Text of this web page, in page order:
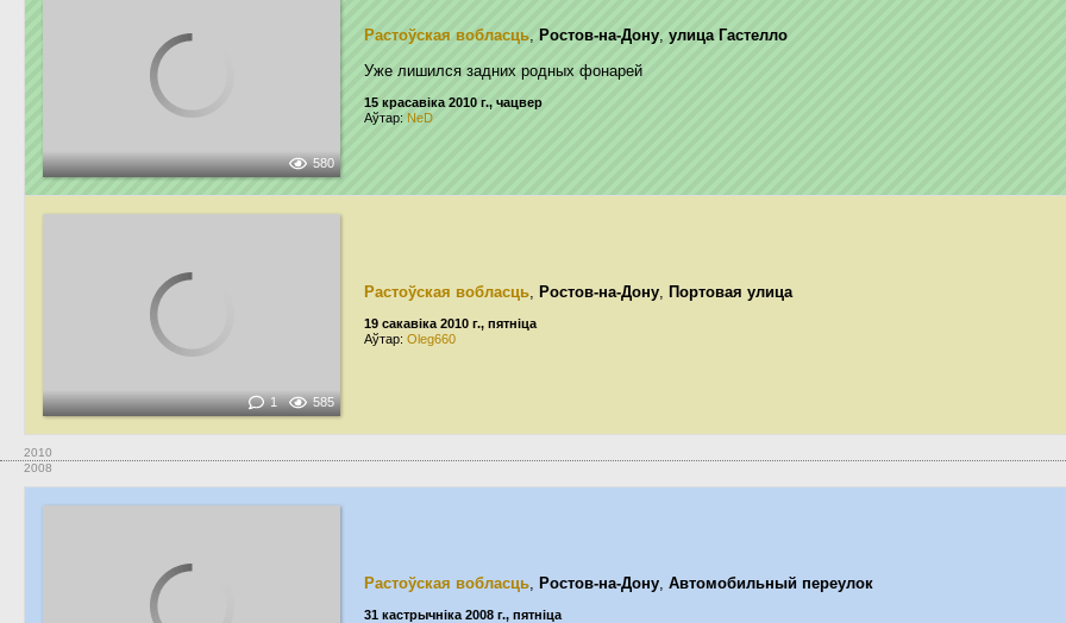
580
Растоўская вобласць, Ростов-на-Дону, улица Гастелло
Уже лишился задних родных фонарей
15 красавіка 2010 г., чацвер
Аўтар: NeD
1 585
Растоўская вобласць, Ростов-на-Дону, Портовая улица
19 сакавіка 2010 г., пятніца
Аўтар: Oleg660
2010
2008
Растоўская вобласць, Ростов-на-Дону, Автомобильный переулок
31 кастрычніка 2008 г., пятніца